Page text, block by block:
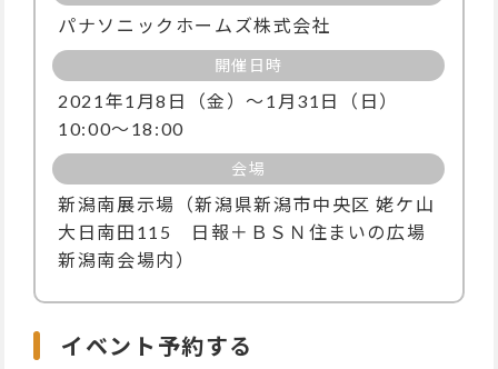
パナソニックホームズ株式会社
開催日時
2021年1月8日（金）～1月31日（日）
10:00～18:00
会場
新潟南展示場（新潟県新潟市中央区 姥ケ山
大日南田115 日報＋ＢＳＮ住まいの広場
新潟南会場内）
イベント予約する